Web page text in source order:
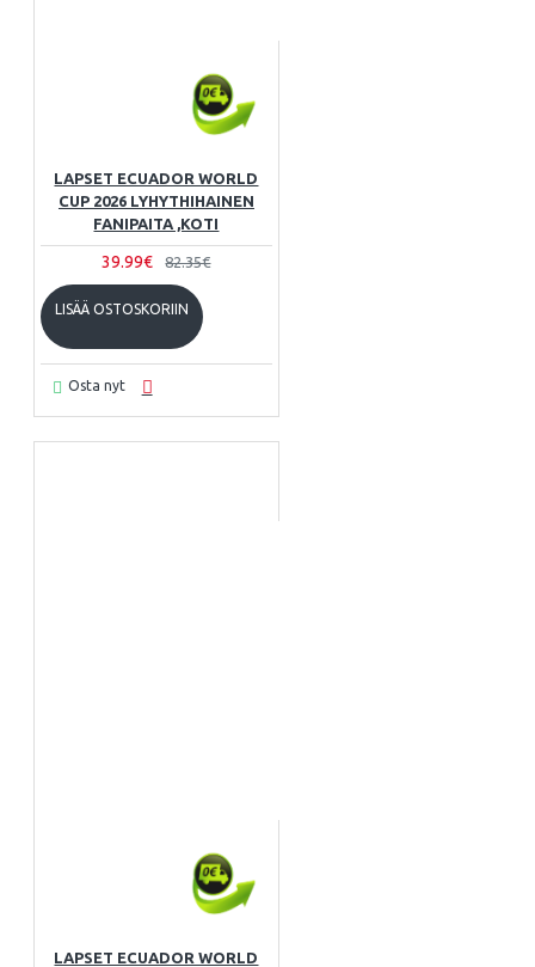
LAPSET ECUADOR WORLD
CUP 2026 LYHYTHIHAINEN
FANIPAITA ,KOTI
39.99€ 82.35€
LISÄÄ OSTOSKORIIN
Osta nyt
LAPSET ECUADOR WORLD